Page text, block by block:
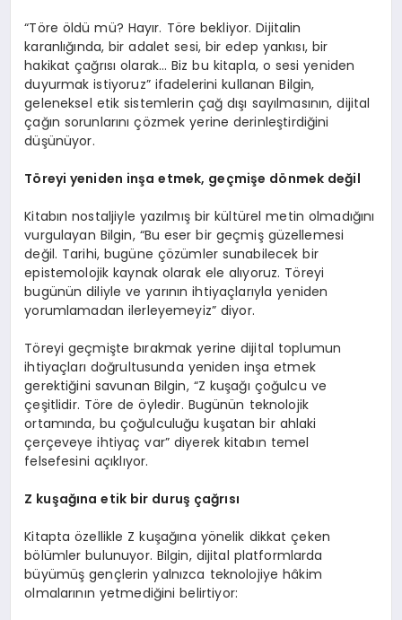
“Töre öldü mü? Hayır. Töre bekliyor. Dijitalin
karanlığında, bir adalet sesi, bir edep yankısı, bir
hakikat çağrısı olarak… Biz bu kitapla, o sesi yeniden
duyurmak istiyoruz” ifadelerini kullanan Bilgin,
geleneksel etik sistemlerin çağ dışı sayılmasının, dijital
çağın sorunlarını çözmek yerine derinleştirdiğini
düşünüyor.
Töreyi yeniden inşa etmek, geçmişe dönmek değil
Kitabın nostaljiyle yazılmış bir kültürel metin olmadığını
vurgulayan Bilgin, “Bu eser bir geçmiş güzellemesi
değil. Tarihi, bugüne çözümler sunabilecek bir
epistemolojik kaynak olarak ele alıyoruz. Töreyi
bugünün diliyle ve yarının ihtiyaçlarıyla yeniden
yorumlamadan ilerleyemeyiz” diyor.
Töreyi geçmişte bırakmak yerine dijital toplumun
ihtiyaçları doğrultusunda yeniden inşa etmek
gerektiğini savunan Bilgin, “Z kuşağı çoğulcu ve
çeşitlidir. Töre de öyledir. Bugünün teknolojik
ortamında, bu çoğulculuğu kuşatan bir ahlaki
çerçeveye ihtiyaç var” diyerek kitabın temel
felsefesini açıklıyor.
Z kuşağına etik bir duruş çağrısı
Kitapta özellikle Z kuşağına yönelik dikkat çeken
bölümler bulunuyor. Bilgin, dijital platformlarda
büyümüş gençlerin yalnızca teknolojiye hâkim
olmalarının yetmediğini belirtiyor: